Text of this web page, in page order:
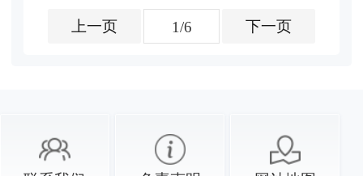
上一页 1/6 下一页